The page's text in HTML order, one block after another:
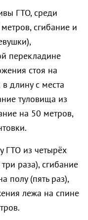
ГТО, среди
сгибание и
перекладине
стоя на
длину с места
туловища из
на 50 метров,
ГТО из четырёх
раза), сгибание
полу (пять раз),
лежа на спине